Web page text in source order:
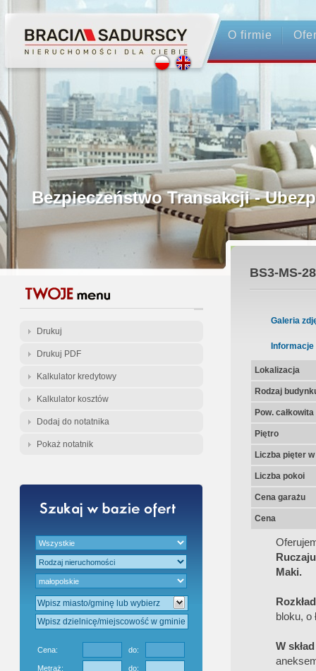
O firmie
Profesjonalne Pośrednictwo
Bezpieczeństwo Transakcji -
Licencjonowani Pośrednicy
Gwarancja Zwrotu Zadatku
Gratis - Przedwstępna Umowa
Drukuj
Drukuj PDF
Kalkulator kredytowy
Kalkulator kosztów
Dodaj do notatnika
Pokaż notatnik
Cena: do:
Metraż: do:
BS3-MS-
Galeria
Informacje
Lokalizacja
Rodzaj
Pow.
Piętro
Liczba pięter
Liczba pokoi
Cena garażu
Cena
Maki.
bloku, o
W